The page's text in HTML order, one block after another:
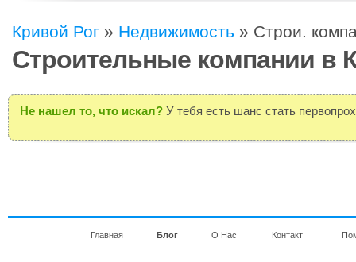
Кривой Рог » Недвижимость » Строи.
Строительные компании в
Не нашел то, что искал? У тебя есть шанс стать
Главная Блог О Нас Контакт